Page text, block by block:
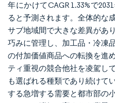
年にかけてCAGR 1.33%で
ると予測されます。全体的な
サブ地域間で大きな差異があ
巧みに管理し、加工品・冷凍
の付加価値商品への転換を進
ティ重視の競合他社を凌駕し
も選ばれる種類であり続けて
する急増する需要と都市部の